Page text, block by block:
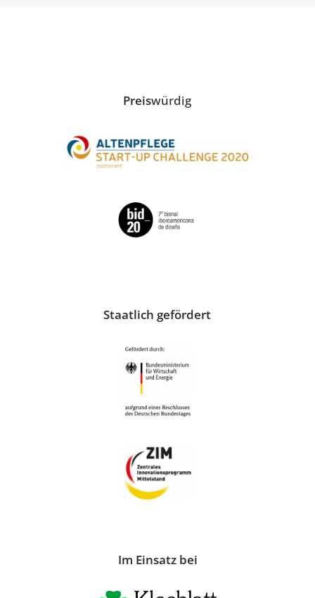
Preiswürdig
Staatlich gefördert
Im Einsatz bei